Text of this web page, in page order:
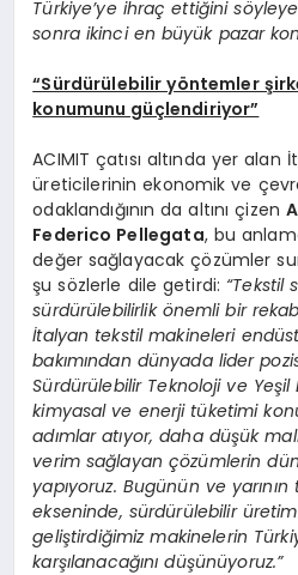
Türkiye’ye ihraç ettiğini
sonra ikinci en büyük pazar
“Sürdürülebilir yöntemler
konumunu güçlendiriyor”
ACIMIT çatısı altında yer
üreticilerinin ekonomik ve
odaklandığının da altını çizen
Federico Pellegata, bu
değer sağlayacak çözümler
şu sözlerle dile getirdi: “Tekstil
sürdürülebilirlik önemli bir
İtalyan tekstil makineleri
bakımından dünyada lider
Sürdürülebilir Teknoloji ve Yeşil
kimyasal ve enerji tüketimi
adımlar atıyor, daha düşük
verim sağlayan çözümlerin
yapıyoruz. Bugünün ve
ekseninde, sürdürülebilir
geliştirdiğimiz makinelerin
karşılanacağını düşünüyoruz.”